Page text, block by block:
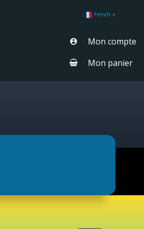
French ▼
Mon compte
Mon panier